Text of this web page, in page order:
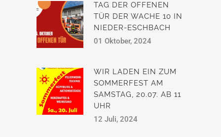
TAG DER OFFENEN
TÜR DER WACHE 10 IN
NIEDER-ESCHBACH
01 Oktober, 2024
WIR LADEN EIN ZUM
SOMMERFEST AM
SAMSTAG, 20.07. AB 11
UHR
12 Juli, 2024